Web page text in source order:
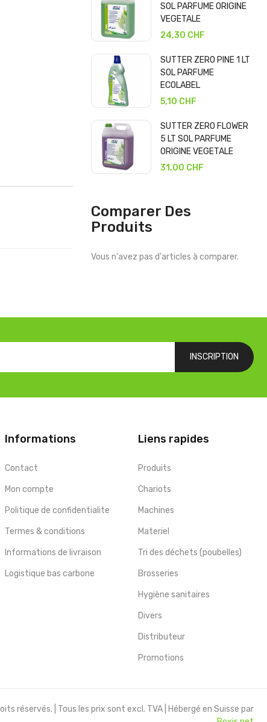
SOL PARFUME ORIGINE
VEGETALE
24,30 CHF
SUTTER ZERO PINE 1 LT
SOL PARFUME
ECOLABEL
5,10 CHF
SUTTER ZERO FLOWER
5 LT SOL PARFUME
ORIGINE VEGETALE
31,00 CHF
Comparer Des
Produits
Vous n'avez pas d'articles à comparer.
INSCRIPTION
Informations
Contact
Mon compte
Politique de confidentialite
Termes & conditions
Informations de livraison
Logistique bas carbone
Liens rapides
Produits
Chariots
Machines
Materiel
Tri des déchets (poubelles)
Brosseries
Hygiène sanitaires
Divers
Distributeur
Promotions
réservés. | Tous les prix sont excl. TVA | Hébergé en Suisse par